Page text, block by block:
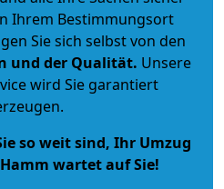
Ihrem Bestimmungsort
Sie sich selbst von den
und der Qualität. Unsere
wird Sie garantiert
so weit sind, Ihr Umzug
wartet auf Sie!